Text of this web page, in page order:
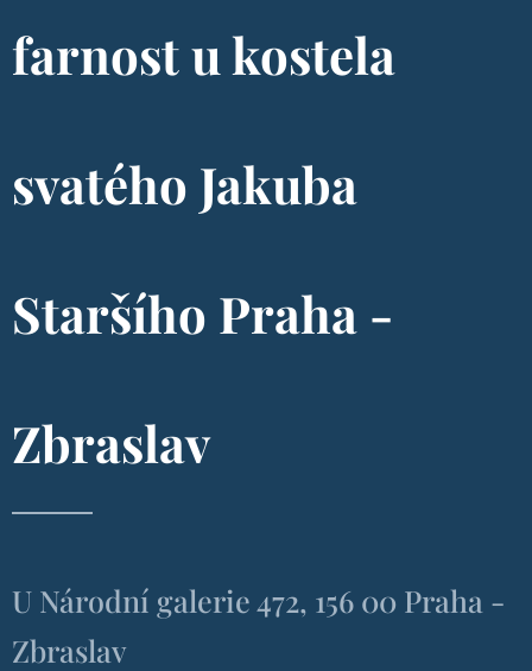
farnost u kostela
svatého Jakuba
Staršího Praha -
Zbraslav
U Národní galerie 472, 156 00 Praha -
Zbraslav